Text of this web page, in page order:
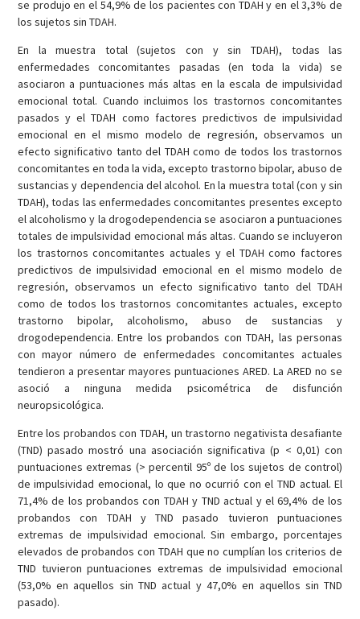
se produjo en el 54,9% de los pacientes con TDAH y en el 3,3% de
los sujetos sin TDAH.
En la muestra total (sujetos con y sin TDAH), todas las
enfermedades concomitantes pasadas (en toda la vida) se
asociaron a puntuaciones más altas en la escala de impulsividad
emocional total. Cuando incluimos los trastornos concomitantes
pasados y el TDAH como factores predictivos de impulsividad
emocional en el mismo modelo de regresión, observamos un
efecto significativo tanto del TDAH como de todos los trastornos
concomitantes en toda la vida, excepto trastorno bipolar, abuso de
sustancias y dependencia del alcohol. En la muestra total (con y sin
TDAH), todas las enfermedades concomitantes presentes excepto
el alcoholismo y la drogodependencia se asociaron a puntuaciones
totales de impulsividad emocional más altas. Cuando se incluyeron
los trastornos concomitantes actuales y el TDAH como factores
predictivos de impulsividad emocional en el mismo modelo de
regresión, observamos un efecto significativo tanto del TDAH
como de todos los trastornos concomitantes actuales, excepto
trastorno bipolar, alcoholismo, abuso de sustancias y
drogodependencia. Entre los probandos con TDAH, las personas
con mayor número de enfermedades concomitantes actuales
tendieron a presentar mayores puntuaciones ARED. La ARED no se
asoció a ninguna medida psicométrica de disfunción
neuropsicológica.
Entre los probandos con TDAH, un trastorno negativista desafiante
(TND) pasado mostró una asociación significativa (p < 0,01) con
puntuaciones extremas (> percentil 95º de los sujetos de control)
de impulsividad emocional, lo que no ocurrió con el TND actual. El
71,4% de los probandos con TDAH y TND actual y el 69,4% de los
probandos con TDAH y TND pasado tuvieron puntuaciones
extremas de impulsividad emocional. Sin embargo, porcentajes
elevados de probandos con TDAH que no cumplían los criterios de
TND tuvieron puntuaciones extremas de impulsividad emocional
(53,0% en aquellos sin TND actual y 47,0% en aquellos sin TND
pasado).